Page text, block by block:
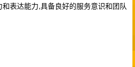
表达能力,具备良好的服务意识和团队